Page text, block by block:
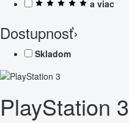
a viac
Dostupnosť›
Skladom
PlayStation 3